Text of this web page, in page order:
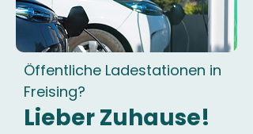
Öffentliche Ladestationen in
Freising?
Lieber Zuhause!